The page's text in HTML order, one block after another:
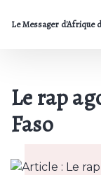
Le Messager d'Afrique
Le rap
Faso